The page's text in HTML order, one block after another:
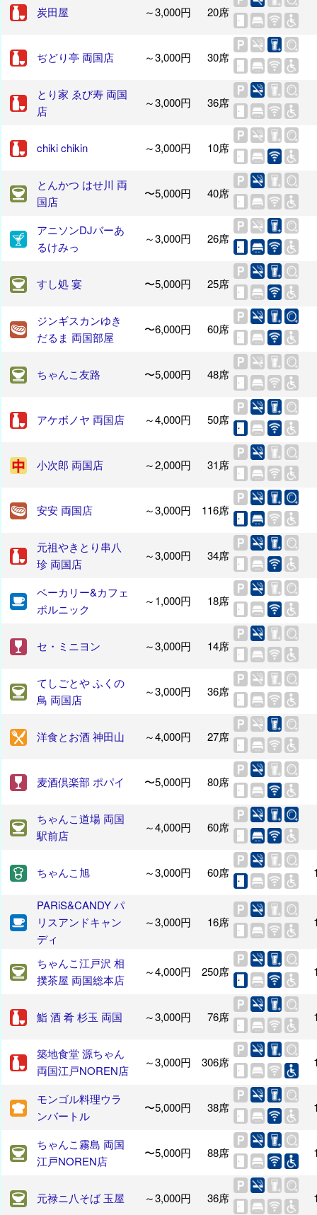
炭田屋 ～3,000円 20席
ぢどり亭 両国店 ～3,000円 30席
とり家 ゑび寿 両国
店
～3,000円 36席
chiki chikin ～3,000円 10席
とんかつ はせ川 両
国店
〜5,000円 40席
アニソンDJバーあ
るけみっ
～3,000円 26席
すし処 宴 〜5,000円 25席
ジンギスカンゆき
だるま 両国部屋
〜6,000円 60席
ちゃんこ友路 〜5,000円 48席
アケボノヤ 両国店 ～4,000円 50席
小次郎 両国店 ～2,000円 31席
安安 両国店 ～3,000円 116席
元祖やきとり串八
珍 両国店
～3,000円 34席
ベーカリー&カフェ
ポルニック
～1,000円 18席
セ・ミニヨン ～3,000円 14席
てしごとや ふくの
鳥 両国店
～3,000円 36席
洋食とお酒 神田山 ～4,000円 27席
麦酒倶楽部 ポパイ 〜5,000円 80席
ちゃんこ道場 両国
駅前店
～4,000円 60席
ちゃんこ旭 ～3,000円 60席
PARiS&CANDY パ
リスアンドキャン
ディ
～3,000円 16席
ちゃんこ江戸沢 相
撲茶屋 両国総本店
～4,000円 250席
鮨 酒 肴 杉玉 両国 ～3,000円 76席
築地食堂 源ちゃん
両国江戸NOREN店
～3,000円 306席
モンゴル料理ウラ
ンバートル
〜5,000円 38席
ちゃんこ霧島 両国
江戸NOREN店
〜5,000円 88席
元禄ニ八そば 玉屋 ～3,000円 36席